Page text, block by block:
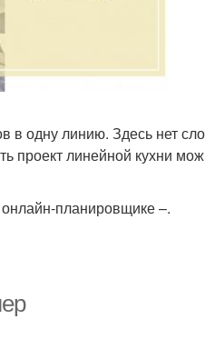
в одну линию. Здесь нет
проект линейной кухни
планировщике –.